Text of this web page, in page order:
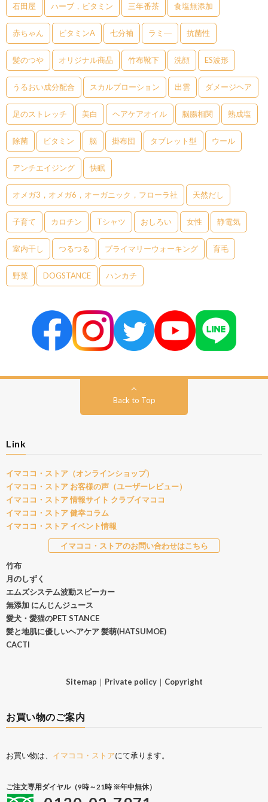
石田屋 ハーブ，ビタミン 三年番茶 食塩無添加
赤ちゃん ビタミンA 七分袖 ラミ― 抗菌性
髪のつや オリジナル商品 竹布靴下 洗顔 ES波形
うるおい成分配合 スカルプローション 出雲 ダメージヘア
足のストレッチ 美白 ヘアケアオイル 脳腸相関 熟成塩
除菌 ビタミン 脳 掛布団 タブレット型 ウール
アンチエイジング 快眠
オメガ3，オメガ6，オーガニック，フローラ社 天然だし
子育て カロチン Tシャツ おしろい 女性 静電気
室内干し つるつる プライマリーウォーキング 育毛
野菜 DOGSTANCE ハンカチ
Back to Top
Link
イマココ・ストア（オンラインショップ）
イマココ・ストア お客様の声（ユーザーレビュー）
イマココ・ストア 情報サイト クラブイマココ
イマココ・ストア 健幸コラム
イマココ・ストア イベント情報
イマココ・ストアのお問い合わせはこちら
竹布
月のしずく
エムズシステム波動スピーカー
無添加 にんじんジュース
愛犬・愛猫のPET STANCE
髪と地肌に優しいヘアケア 髪萌(HATSUMOE)
CACTI
Sitemap ｜ Private policy｜ Copyright
お買い物のご案内
お買い物は、 イマココ・ストアにて承ります。
ご注文専用ダイヤル（9時～21時 ※年中無休）